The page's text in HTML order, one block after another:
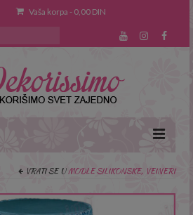
Vaša korpa - 0,00 DIN
VRATI SE UMODLE SILIKONSKE, VEINERI